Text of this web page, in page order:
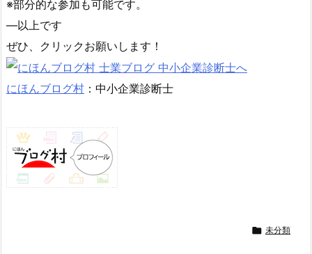
※部分的な参加も可能です。
—以上です
ぜひ、クリックお願いします！
にほんブログ村 ：中小企業診断士
 未分類